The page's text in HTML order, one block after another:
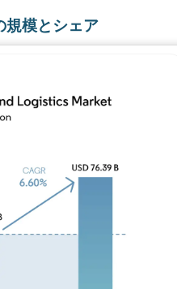
規模とシェア
画像 © Mordor Intelligence。再利用に